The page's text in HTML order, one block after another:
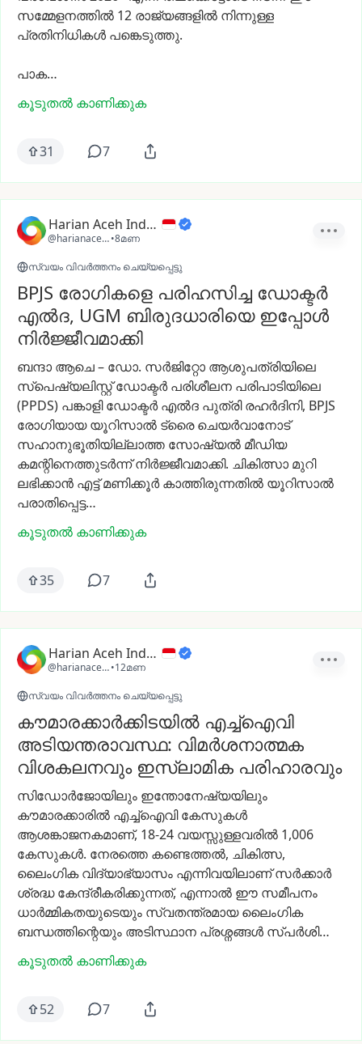
സമ്മേളനത്തിൽ 12 രാജ്യങ്ങളിൽ നിന്നുള്ള
പ്രതിനിധികൾ പങ്കെടുത്തു.
പാക…
കൂടുതൽ കാണിക്കുക
31 7
Harian Aceh Indonesia
@harianacehindonesia
•8മണ
സ്വയം വിവർത്തനം ചെയ്യപ്പെട്ടു
BPJS രോഗികളെ പരിഹസിച്ച ഡോക്ടർ
എൽദ, UGM ബിരുദധാരിയെ ഇപ്പോൾ
നിർജ്ജീവമാക്കി
ബന്ദാ ആചെ– ഡോ. സർജിറ്റോ ആശുപത്രിയിലെ
സ്പെഷ്യലിസ്റ്റ് ഡോക്ടർ പരിശീലന പരിപാടിയിലെ
(PPDS) പങ്കാളി ഡോക്ടർ എൽദ പുത്രി രഹർദിനി, BPJS
രോഗിയായ യൂറിസാൽ ട്രൈ ചെയർവാനോട്
സഹാനുഭൂതിയില്ലാത്ത സോഷ്യൽ മീഡിയ
കമന്റിനെത്തുടർന്ന് നിർജ്ജീവമാക്കി. ചികിത്സാ മുറി
ലഭിക്കാൻ എട്ട് മണിക്കൂർ കാത്തിരുന്നതിൽ യൂറിസാൽ
പരാതിപ്പെട്ട…
കൂടുതൽ കാണിക്കുക
35 7
Harian Aceh Indonesia
@harianacehindonesia
•12മണ
സ്വയം വിവർത്തനം ചെയ്യപ്പെട്ടു
കൗമാരക്കാർക്കിടയിൽ എച്ച്ഐവി
അടിയന്തരാവസ്ഥ: വിമർശനാത്മക
വിശകലനവും ഇസ്ലാമിക പരിഹാരവും
സിഡോർജോയിലും ഇന്തോനേഷ്യയിലും
കൗമാരക്കാരിൽ എച്ച്ഐവി കേസുകൾ
ആശങ്കാജനകമാണ്, 18-24 വയസ്സുള്ളവരിൽ 1,006
കേസുകൾ. നേരത്തെ കണ്ടെത്തൽ, ചികിത്സ,
ലൈംഗിക വിദ്യാഭ്യാസം എന്നിവയിലാണ് സർക്കാർ
ശ്രദ്ധ കേന്ദ്രീകരിക്കുന്നത്, എന്നാൽ ഈ സമീപനം
ധാർമ്മികതയുടെയും സ്വതന്ത്രമായ ലൈംഗിക
ബന്ധത്തിന്റെയും അടിസ്ഥാന പ്രശ്നങ്ങൾ സ്പർശി…
കൂടുതൽ കാണിക്കുക
52 7